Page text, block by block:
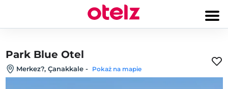
Park Blue Otel
Merkez?, Çanakkale - Pokaż na mapie